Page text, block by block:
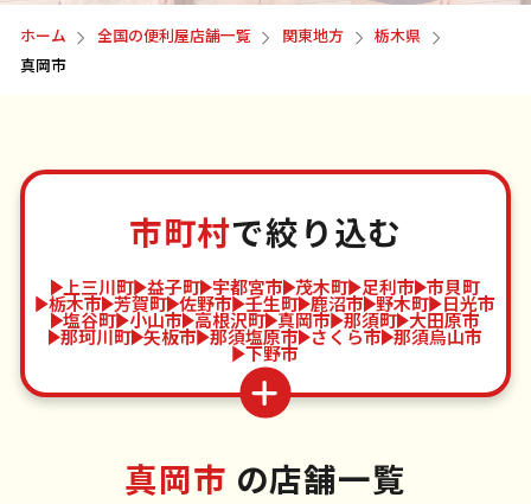
ホーム 全国の便利屋店舗一覧 関東地方
栃木県
真岡市
市町村で絞り込む
上三川町 益子町 宇都宮市 茂木町 足利市 市貝町
栃木市 芳賀町 佐野市 壬生町 鹿沼市 野木町 日光市
塩谷町 小山市 高根沢町 真岡市 那須町 大田原市
那珂川町 矢板市 那須塩原市 さくら市 那須烏山市
下野市
真岡市 の店舗一覧